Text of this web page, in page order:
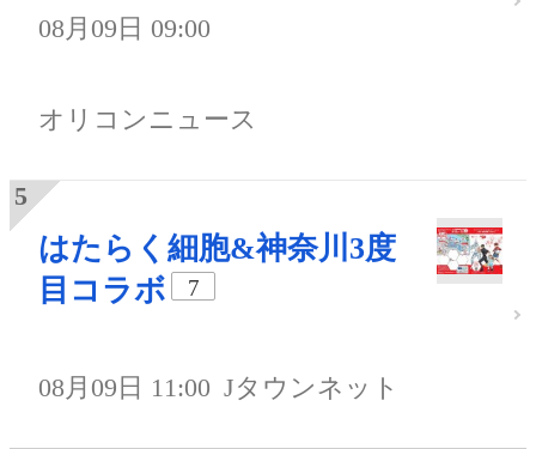
08月09日 09:00
オリコンニュース
はたらく細胞&神奈川3度
目コラボ
7
08月09日 11:00 Jタウンネット